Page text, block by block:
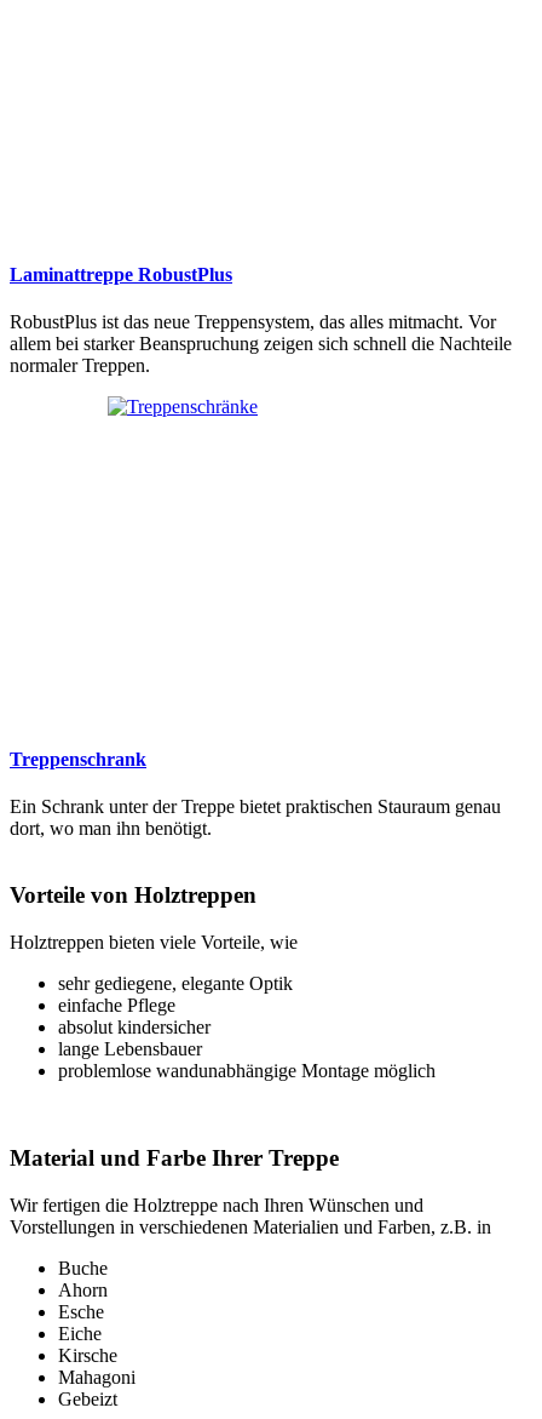
Laminattreppe RobustPlus
RobustPlus ist das neue Treppensystem, das alles mitmacht. Vor
allem bei starker Beanspruchung zeigen sich schnell die Nachteile
normaler Treppen.
Treppenschrank
Ein Schrank unter der Treppe bietet praktischen Stauraum genau
dort, wo man ihn benötigt.
Vorteile von Holztreppen
Holztreppen bieten viele Vorteile, wie
sehr gediegene, elegante Optik
einfache Pflege
absolut kindersicher
lange Lebensbauer
problemlose wandunabhängige Montage möglich
Material und Farbe Ihrer Treppe
Wir fertigen die Holztreppe nach Ihren Wünschen und
Vorstellungen in verschiedenen Materialien und Farben, z.B. in
Buche
Ahorn
Esche
Eiche
Kirsche
Mahagoni
Gebeizt